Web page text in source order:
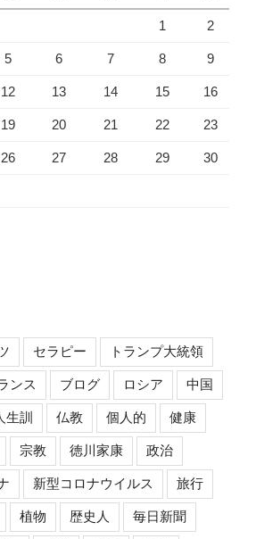
1 2
5 6 7 8 9
12 13 14 15 16
19 20 21 22 23
26 27 28 29 30
セラピー トランプ大統領
ンス ブログ ロシア 中国
生訓 仏教 個人的 健康
宗教 徳川家康 政治
新型コロナウイルス 旅行
植物 歴史人 毎日新聞